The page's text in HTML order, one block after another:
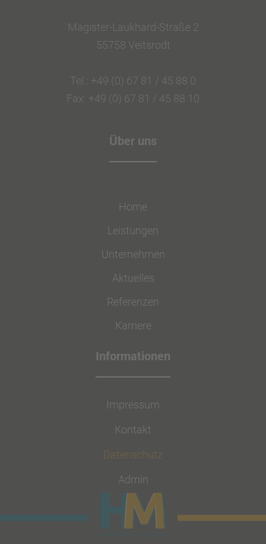
Magister-Laukhard-Straße 2
55758 Veitsrodt
Tel.: +49 (0) 67 81 / 45 88 0
Fax: +49 (0) 67 81 / 45 88 10
Über uns
Home
Leistungen
Unternehmen
Aktuelles
Referenzen
Karriere
Impressum
Kontakt
Datenschutz
Admin